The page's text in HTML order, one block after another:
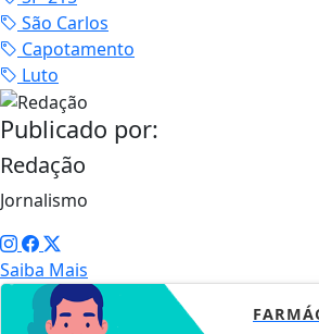
São Carlos
Capotamento
Luto
Publicado por:
Redação
Jornalismo
Saiba Mais